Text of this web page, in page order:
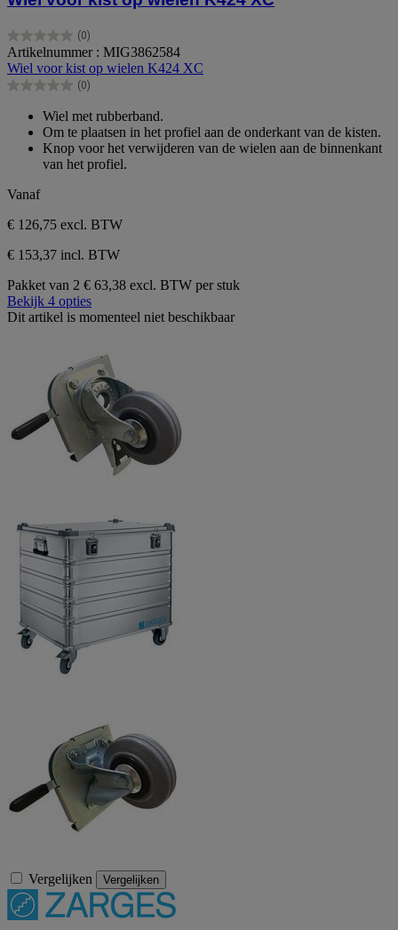
(0)
0.0
van
de
5
Artikelnummer : MIG3862584
Wiel voor kist op wielen K424 XC
(0)
0.0
sterren.
Wiel met rubberband.
Om te plaatsen in het profiel aan de onderkant van de kisten.
Knop voor het verwijderen van de wielen aan de binnenkant
van het profiel.
Vanaf
€ 126,75 excl. BTW
€ 153,37 incl. BTW
Pakket van 2 € 63,38 excl. BTW per stuk
Bekijk 4 opties
Dit artikel is momenteel niet beschikbaar
Vergelijken Vergelijken